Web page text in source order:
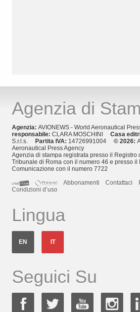
Agenzia di
Agenzia: AVIONEWS - World Aeronautical
responsabile: CLARA MOSCHINI Casa
S.r.l.s.
Partita IVA: 14726991004 © 2026:
Aeronautical Press Agency
Agenzia di stampa registrata presso il Registro
Tribunale di Roma con il numero 46 e presso il
Comunicazione con il numero 7722
Abbonamenti
Contattaci
Condizioni d’uso
Lingua
EN IT
Seguici Su